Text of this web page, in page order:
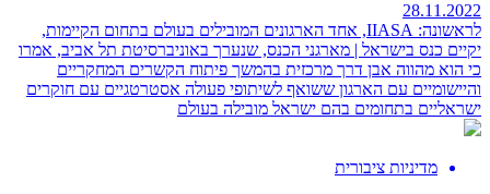
28.11.2022
לראשונה: IIASA, אחד הארגונים המובילים בעולם בתחום הקיימות,
יקיים כנס בישראל | מארגני הכנס, שנערך באוניברסיטת תל אביב, אמרו
כי הוא מהווה אבן דרך מרכזית בהמשך פיתוח הקשרים המחקריים
והיישומיים עם הארגון ששואף לשיתופי פעולה אסטרטגיים עם חוקרים
ישראליים בתחומים בהם ישראל מובילה בעולם
מדיניות ציבורית